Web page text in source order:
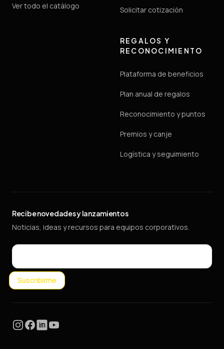
Ver todo el catálogo Solicitar cotización
REGALOS Y
RECONOCIMIENTO
Plataforma de beneficios
Plan anual de regalos
Reconocimiento y puntos
Premios y canje
Logística y seguimiento
Recibe novedades y lanzamientos
Noticias, ideas y recursos para equipos corporativos.
Email
Suscribirme
Instagram
Facebook
LinkedInYouTube